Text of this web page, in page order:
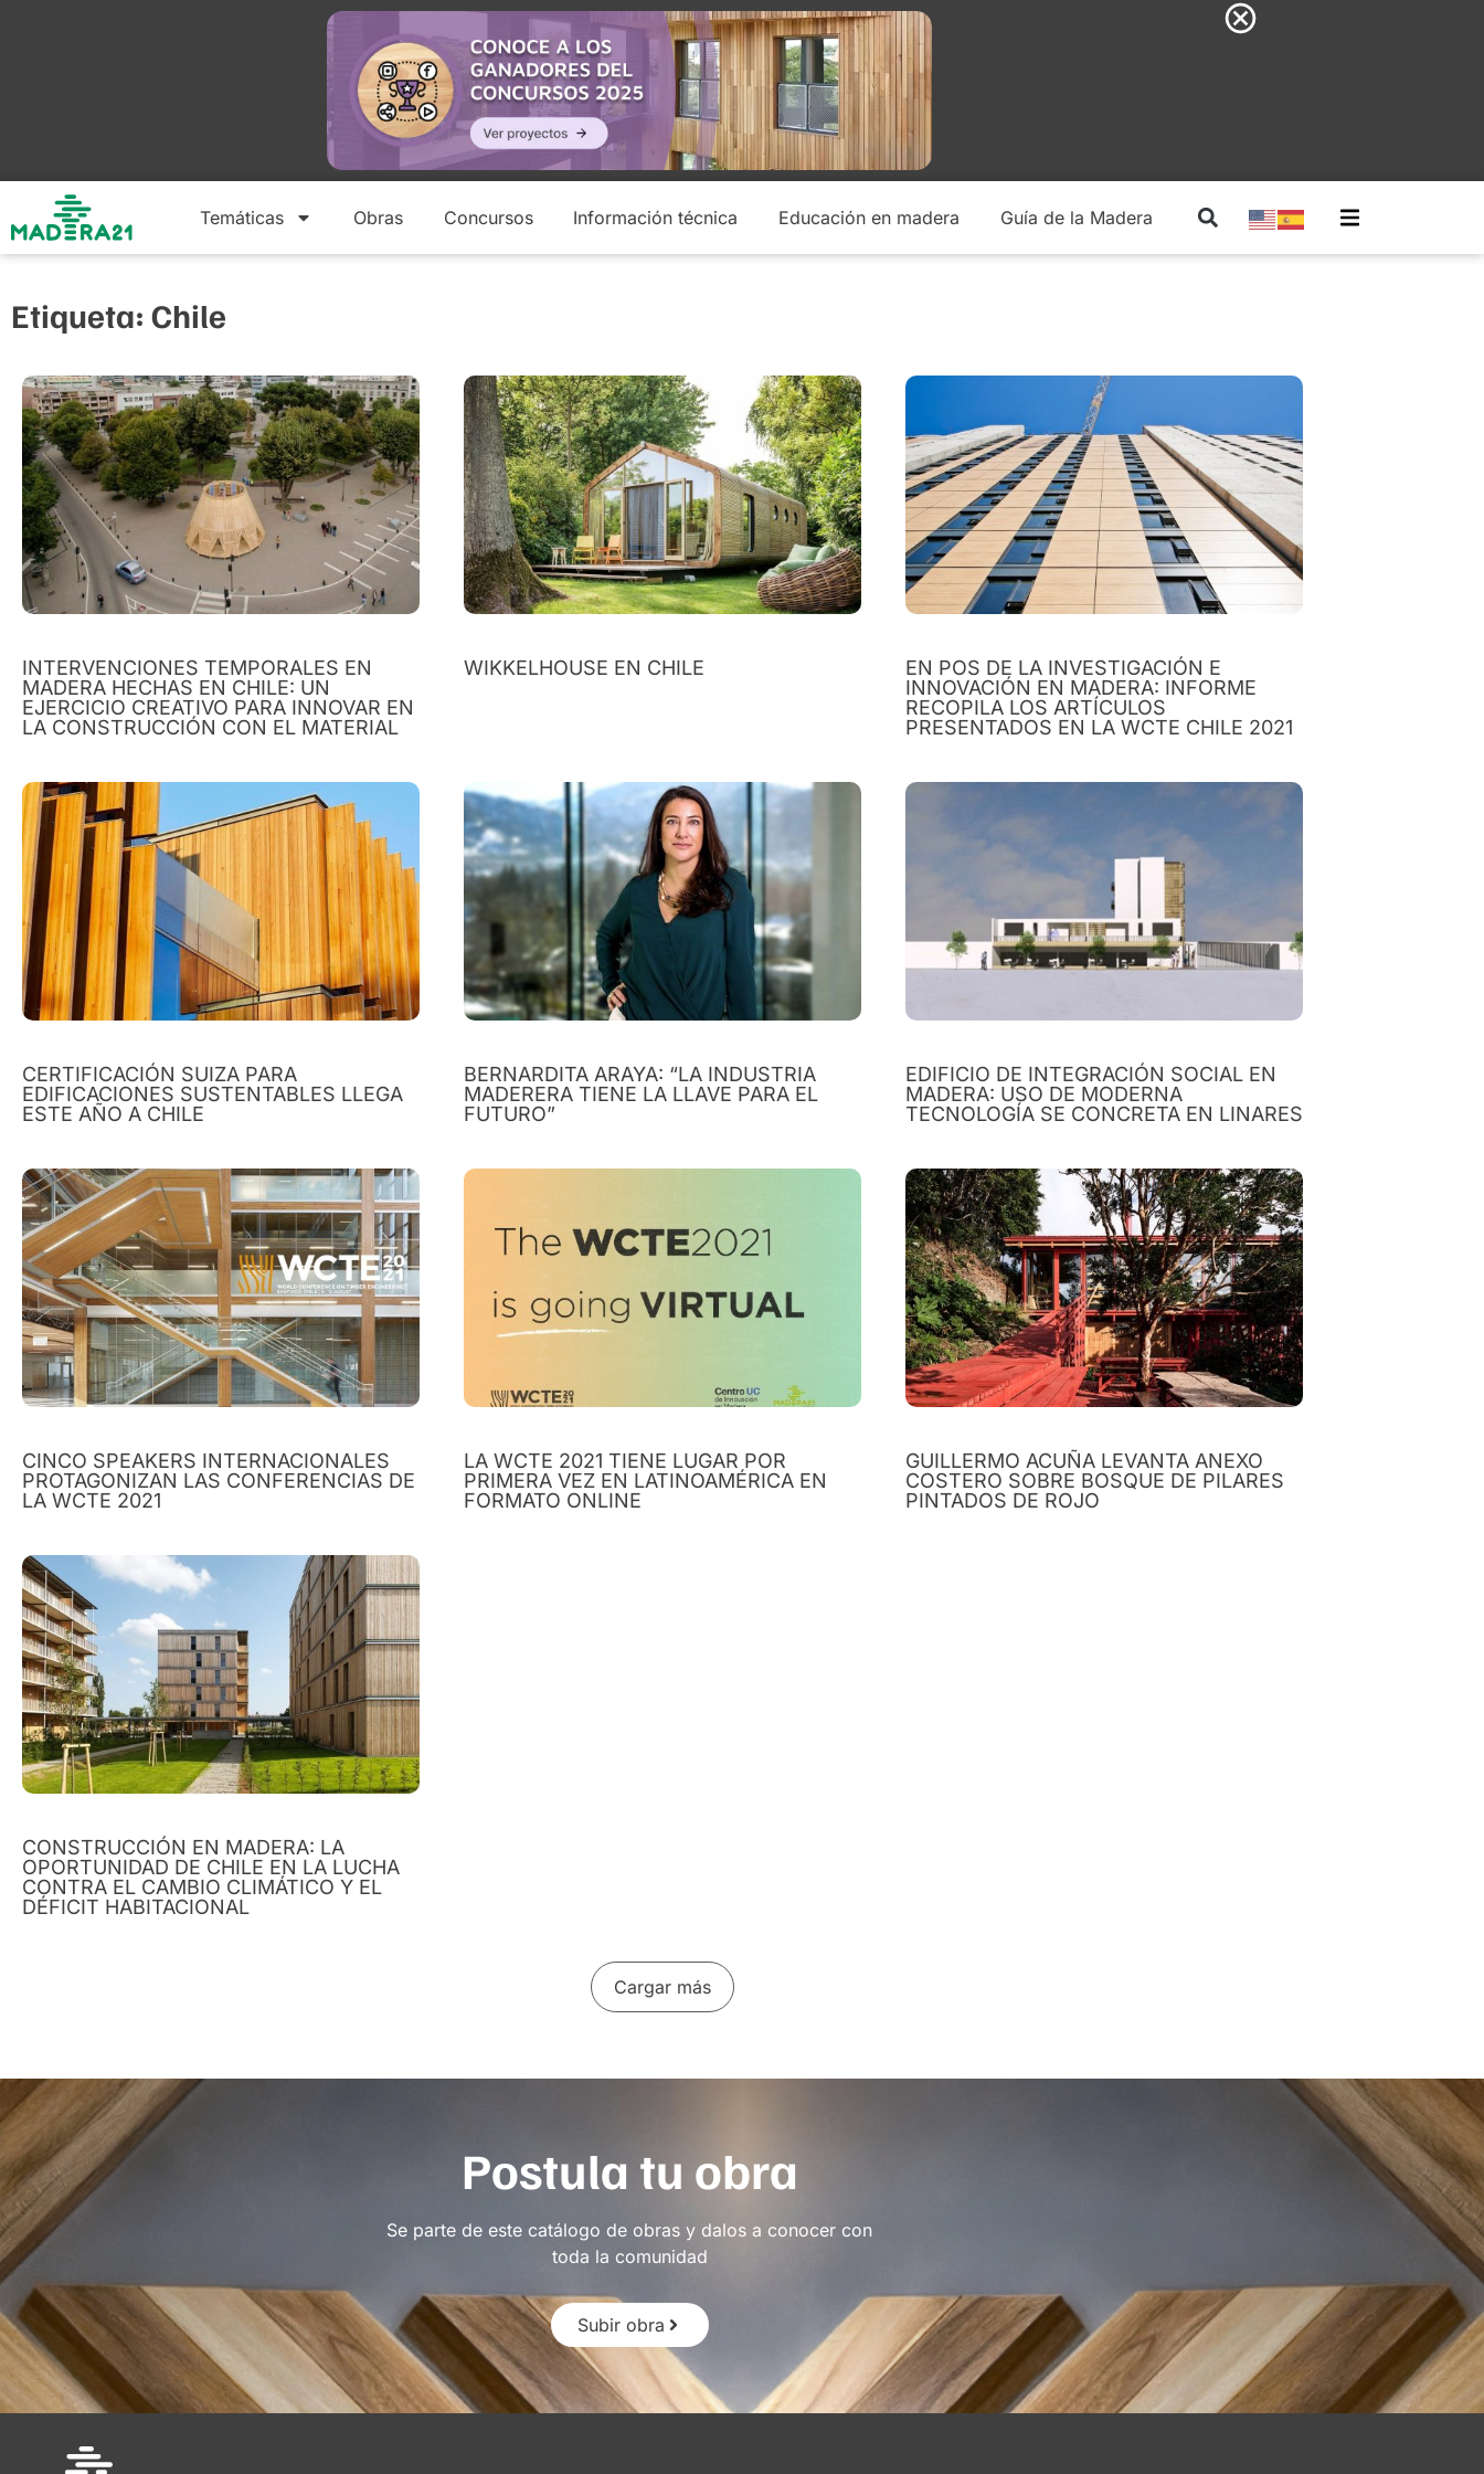
Temáticas Obras Concursos Información técnica Educación en madera Guía de la Madera
Etiqueta: Chile
INTERVENCIONES TEMPORALES EN
MADERA HECHAS EN CHILE: UN
EJERCICIO CREATIVO PARA INNOVAR EN
LA CONSTRUCCIÓN CON EL MATERIAL
WIKKELHOUSE EN CHILE
EN POS DE LA INVESTIGACIÓN E
INNOVACIÓN EN MADERA: INFORME
RECOPILA LOS ARTÍCULOS
PRESENTADOS EN LA WCTE CHILE 2021
CERTIFICACIÓN SUIZA PARA
EDIFICACIONES SUSTENTABLES LLEGA
ESTE AÑO A CHILE
BERNARDITA ARAYA: “LA INDUSTRIA
MADERERA TIENE LA LLAVE PARA EL
FUTURO”
EDIFICIO DE INTEGRACIÓN SOCIAL EN
MADERA: USO DE MODERNA
TECNOLOGÍA SE CONCRETA EN LINARES
CINCO SPEAKERS INTERNACIONALES
PROTAGONIZAN LAS CONFERENCIAS DE
LA WCTE 2021
LA WCTE 2021 TIENE LUGAR POR
PRIMERA VEZ EN LATINOAMÉRICA EN
FORMATO ONLINE
GUILLERMO ACUÑA LEVANTA ANEXO
COSTERO SOBRE BOSQUE DE PILARES
PINTADOS DE ROJO
CONSTRUCCIÓN EN MADERA: LA
OPORTUNIDAD DE CHILE EN LA LUCHA
CONTRA EL CAMBIO CLIMÁTICO Y EL
DÉFICIT HABITACIONAL
Cargar más
Postula tu obra
Se parte de este catálogo de obras y dalos a conocer con
toda la comunidad
Subir obra